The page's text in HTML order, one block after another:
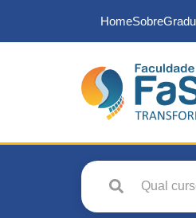
HomeSobre